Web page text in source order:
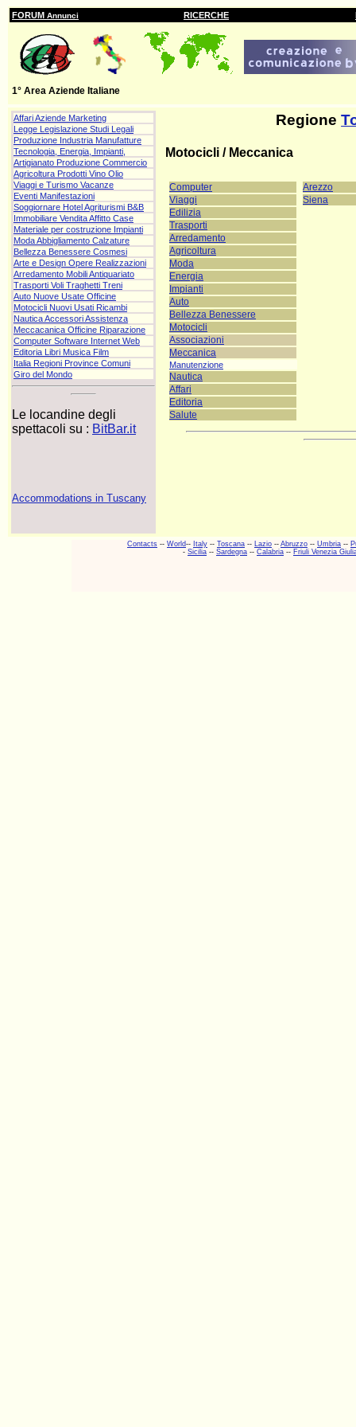
FORUM Annunci RICERCHE
1° Area Aziende Italiane
Affari Aziende Marketing
Legge Legislazione Studi Legali
Produzione Industria Manufatture
Tecnologia, Energia, Impianti,
Artigianato Produzione Commercio
Agricoltura Prodotti Vino Olio
Viaggi e Turismo Vacanze
Eventi Manifestazioni
Soggiornare Hotel Agriturismi B&B
Immobiliare Vendita Affitto Case
Materiale per costruzione Impianti
Moda Abbigliamento Calzature
Bellezza Benessere Cosmesi
Arte e Design Opere Realizzazioni
Arredamento Mobili Antiquariato
Trasporti Voli Traghetti Treni
Auto Nuove Usate Officine
Motocicli Nuovi Usati Ricambi
Nautica Accessori Assistenza
Meccacanica Officine Riparazione
Computer Software Internet Web
Editoria Libri Musica Film
Italia Regioni Province Comuni
Giro del Mondo
Le locandine degli
spettacoli su : BitBar.it
Accommodations in Tuscany
Regione
Motocicli / Meccanica
Computer
Viaggi
Edilizia
Trasporti
Arredamento
Agricoltura
Moda
Energia
Impianti
Auto
Bellezza Benessere
Motocicli
Associazioni
Meccanica
Manutenzione
Nautica
Affari
Editoria
Salute
Arezzo
Siena
Contacts -- World-- Italy -- Toscana -- Lazio -- Abruzzo -- Umbria --
- Sicilia -- Sardegna -- Calabria -- Friuli Venezia